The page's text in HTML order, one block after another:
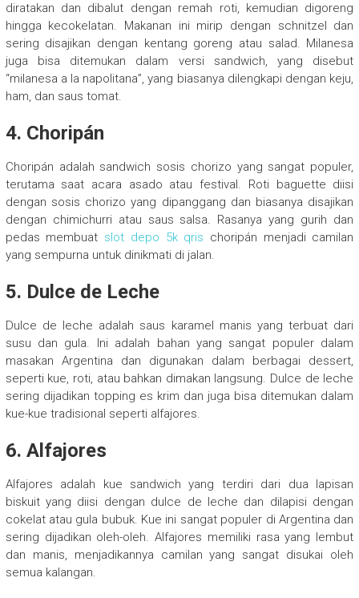
diratakan dan dibalut dengan remah roti, kemudian digoreng
hingga kecokelatan. Makanan ini mirip dengan schnitzel dan
sering disajikan dengan kentang goreng atau salad. Milanesa
juga bisa ditemukan dalam versi sandwich, yang disebut
“milanesa a la napolitana”, yang biasanya dilengkapi dengan keju,
ham, dan saus tomat.
4. Choripán
Choripán adalah sandwich sosis chorizo yang sangat populer,
terutama saat acara asado atau festival. Roti baguette diisi
dengan sosis chorizo yang dipanggang dan biasanya disajikan
dengan chimichurri atau saus salsa. Rasanya yang gurih dan
pedas membuat slot depo 5k qris choripán menjadi camilan
yang sempurna untuk dinikmati di jalan.
5. Dulce de Leche
Dulce de leche adalah saus karamel manis yang terbuat dari
susu dan gula. Ini adalah bahan yang sangat populer dalam
masakan Argentina dan digunakan dalam berbagai dessert,
seperti kue, roti, atau bahkan dimakan langsung. Dulce de leche
sering dijadikan topping es krim dan juga bisa ditemukan dalam
kue-kue tradisional seperti alfajores.
6. Alfajores
Alfajores adalah kue sandwich yang terdiri dari dua lapisan
biskuit yang diisi dengan dulce de leche dan dilapisi dengan
cokelat atau gula bubuk. Kue ini sangat populer di Argentina dan
sering dijadikan oleh-oleh. Alfajores memiliki rasa yang lembut
dan manis, menjadikannya camilan yang sangat disukai oleh
semua kalangan.